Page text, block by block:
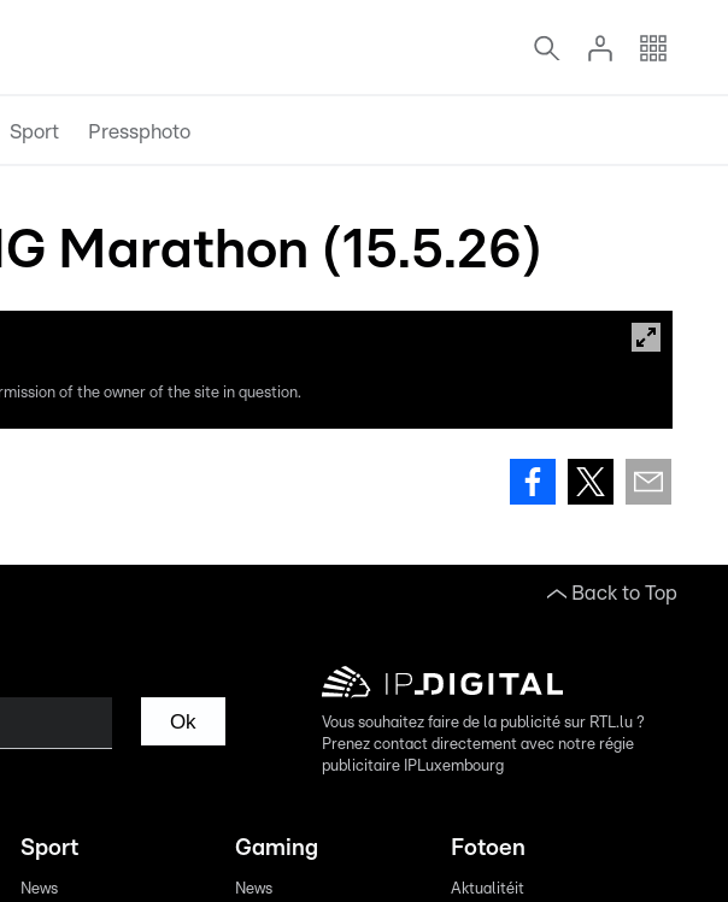
Sport Pressphoto
Marathon (15.5.26)
of the owner of the site in question.
Back to Top
Ok
Vous souhaitez faire de la publicité sur RTL.lu ?
Prenez contact directement avec notre régie
publicitaire IPLuxembourg
Sport
News
Gaming
News
Fotoen
Aktualitéit